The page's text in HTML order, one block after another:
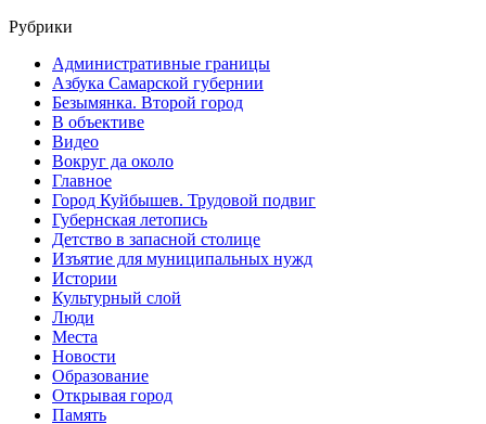
Рубрики
Административные границы
Азбука Самарской губернии
Безымянка. Второй город
В объективе
Видео
Вокруг да около
Главное
Город Куйбышев. Трудовой подвиг
Губернская летопись
Детство в запасной столице
Изъятие для муниципальных нужд
Истории
Культурный слой
Люди
Места
Новости
Образование
Открывая город
Память